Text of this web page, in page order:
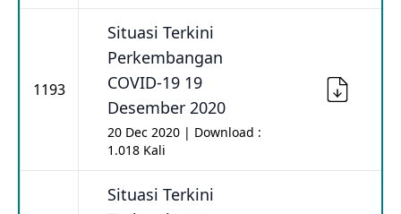
1193
Situasi Terkini
Perkembangan
COVID-19 19
Desember 2020
20 Dec 2020 | Download :
1.018 Kali
Situasi Terkini